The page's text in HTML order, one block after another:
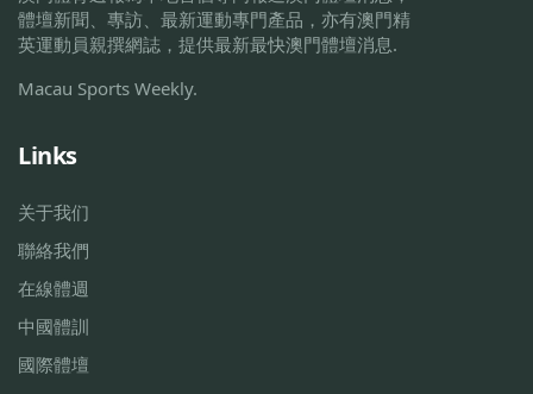
體壇新聞、專訪、最新運動專門產品，亦有澳門精
英運動員親撰網誌，提供最新最快澳門體壇消息.
Macau Sports Weekly.
Links
关于我们
聯絡我們
在線體週
中國體訓
國際體壇